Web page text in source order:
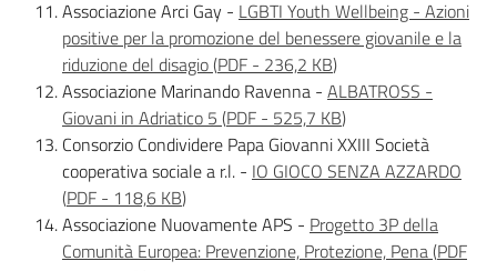
Servizi
Leggi Atti Bandi
Piani Programmi
Progetti
Associazione Arci Gay - LGBTI Youth Wellbeing - Azioni
positive per la promozione del benessere giovanile e la
riduzione del disagio(PDF - 236,2 KB)
Associazione Marinando Ravenna - ALBATROSS -
Giovani in Adriatico 5 (PDF - 525,7 KB)
Consorzio Condividere Papa Giovanni XXIII Società
cooperativa sociale a r.l. - IO GIOCO SENZA AZZARDO
(PDF - 118,6 KB)
Associazione Nuovamente APS - Progetto 3P della
Comunità Europea: Prevenzione, Protezione, Pena(PDF